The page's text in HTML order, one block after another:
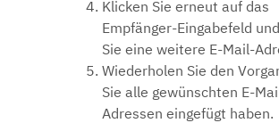
Klicken Sie erneut auf das
Empfänger-Eingabefeld
Sie eine weitere E-Mail-
Wiederholen Sie den
Sie alle gewünschten E-
Adressen eingefügt haben.